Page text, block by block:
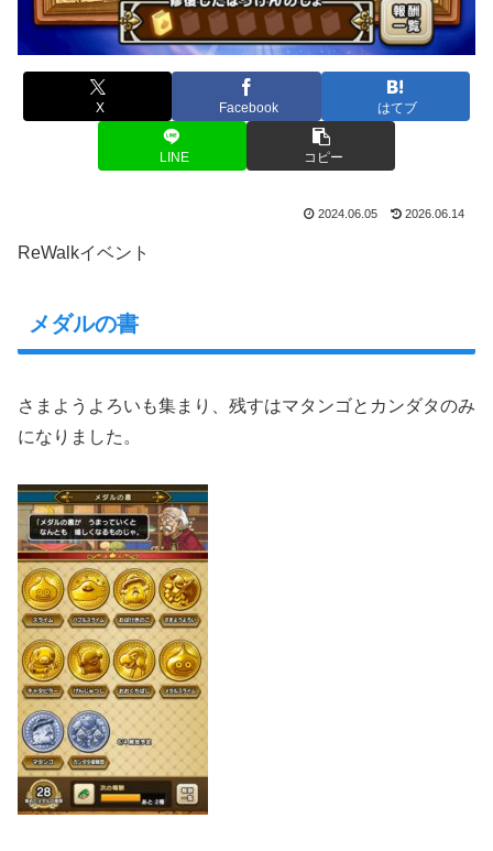
X Facebook はてブ
LINE コピー
2024.06.05 2026.06.14
ReWalkイベント
メダルの書
さまようよろいも集まり、残すはマタンゴとカンダタのみ
になりました。